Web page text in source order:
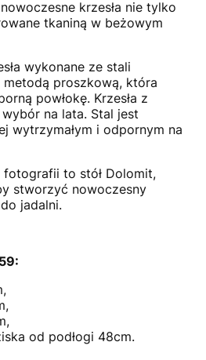
krzesła nie tylko
tkaniną w beżowym
wykonane ze stali
metodą proszkową, która
powłokę. Krzesła z
na lata. Stal jest
wytrzymałym i odpornym na
fotografii to stół Dolomit,
stworzyć nowoczesny
jadalni.
od podłogi 48cm.